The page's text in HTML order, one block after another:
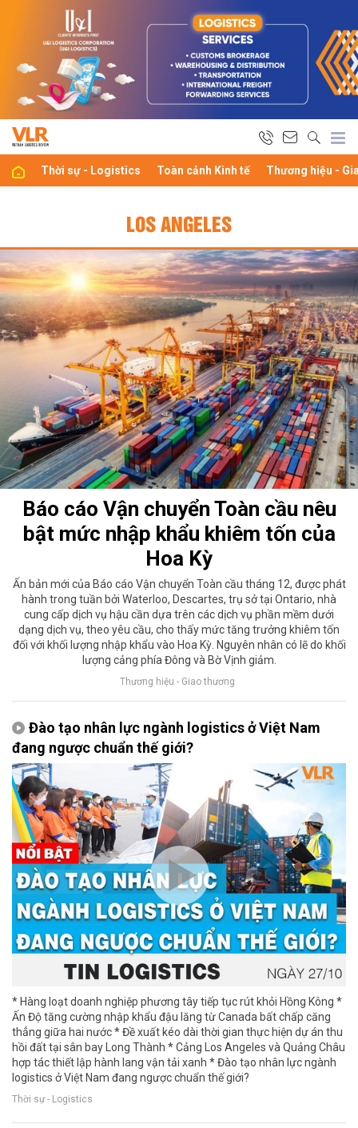
Thời sự - Logistics Toàn cảnh Kinh tế Thương hiệu -
LOS ANGELES
Báo cáo Vận chuyển Toàn cầu nêu
bật mức nhập khẩu khiêm tốn của
Hoa Kỳ
Ấn bản mới của Báo cáo Vận chuyển Toàn cầu tháng 12, được phát
hành trong tuần bởi Waterloo, Descartes, trụ sở tại Ontario, nhà
cung cấp dịch vụ hậu cần dựa trên các dịch vụ phần mềm dưới
dạng dịch vụ, theo yêu cầu, cho thấy mức tăng trưởng khiêm tốn
đối với khối lượng nhập khẩu vào Hoa Kỳ. Nguyên nhân có lẽ do khối
lượng cảng phía Đông và Bờ Vịnh giảm.
Thương hiệu - Giao thương
Đào tạo nhân lực ngành logistics ở Việt Nam
đang ngược chuẩn thế giới?
* Hàng loạt doanh nghiệp phương tây tiếp tục rút khỏi Hồng Kông *
Ấn Độ tăng cường nhập khẩu đậu lăng từ Canada bất chấp căng
thẳng giữa hai nước * Đề xuất kéo dài thời gian thực hiện dự án thu
hồi đất tại sân bay Long Thành * Cảng Los Angeles và Quảng Châu
hợp tác thiết lập hành lang vận tải xanh * Đào tạo nhân lực ngành
logistics ở Việt Nam đang ngược chuẩn thế giới?
Thời sự - Logistics